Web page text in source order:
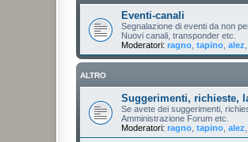
Eventi-canali
Segnalazione di eventi da non
Nuovi canali, transponder etc.
Moderatori: ragno tapino alez
ALTRO
Suggerimenti, richieste,
Se avete dei suggerimenti,
Amministrazione Forum etc.
Moderatori: ragno tapino alez